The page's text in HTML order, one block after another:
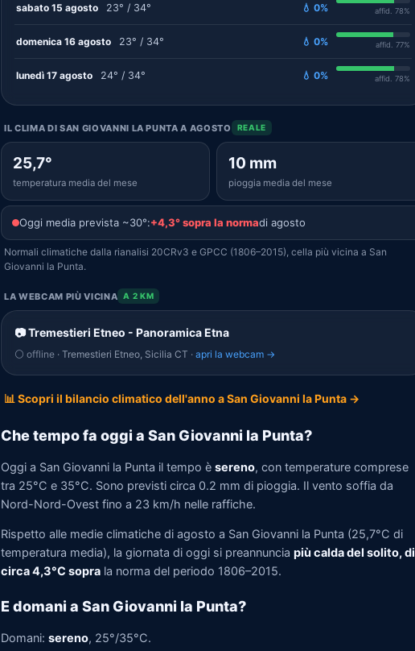
sabato 15 agosto 23° / 34° 💧 0% affid. 78%
domenica 16 agosto 23° / 34° 💧 0% affid. 77%
lunedì 17 agosto 24° / 34° 💧 0% affid. 78%
IL CLIMA DI SAN GIOVANNI LA PUNTA A AGOSTO REALE
25,7°
temperatura media del mese
10 mm
pioggia media del mese
Oggi media prevista ~30°:+4,3° sopra la normadi agosto
Normali climatiche dalla rianalisi 20CRv3 e GPCC (1806–2015), cella più vicina a San
Giovanni la Punta.
LA WEBCAM PIÙ VICINA A 2 KM
📷 Tremestieri Etneo - Panoramica Etna
⚪ offline · Tremestieri Etneo, Sicilia CT · apri la webcam →
📊 Scopri il bilancio climatico dell'anno a San Giovanni la Punta →
Che tempo fa oggi a San Giovanni la Punta?
Oggi a San Giovanni la Punta il tempo è sereno, con temperature comprese
tra 25°C e 35°C. Sono previsti circa 0.2 mm di pioggia. Il vento soffia da
Nord-Nord-Ovest fino a 23 km/h nelle raffiche.
Rispetto alle medie climatiche di agosto a San Giovanni la Punta (25,7°C di
temperatura media), la giornata di oggi si preannuncia più calda del solito, di
circa 4,3°C sopra la norma del periodo 1806–2015.
E domani a San Giovanni la Punta?
Domani: sereno, 25°/35°C.